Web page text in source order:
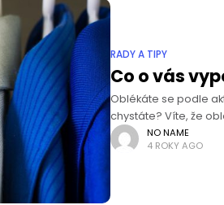
RADY A TIPY
Co o vás
Oblékáte se podle
chystáte? Víte, že
Zajímejte se o svůj
NO NAME
4 ROKY AGO